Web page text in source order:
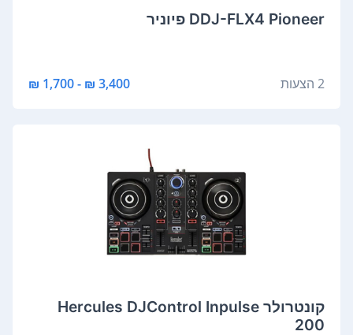
DDJ-FLX4 Pioneer פיוניר
2 הצעות 3,400 ₪ - 1,700 ₪
‏קונטרולר Hercules DJControl Inpulse
200